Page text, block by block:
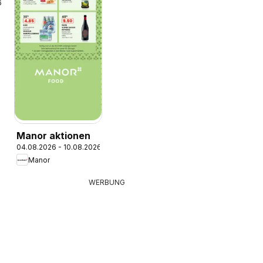
Manor aktionen
04.08.2026 - 10.08.2026
Manor
WERBUNG